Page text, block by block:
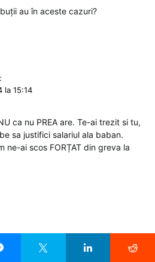
au în aceste cazuri?
la 15:14
ca nu PREA are. Te-ai trezit si tu,
sa justifici salariul ala baban.
ne-ai scos FORȚAT din greva la